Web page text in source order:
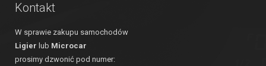
Kontakt
W sprawie zakupu samochodów
Ligier lub Microcar
prosimy dzwonić pod numer: